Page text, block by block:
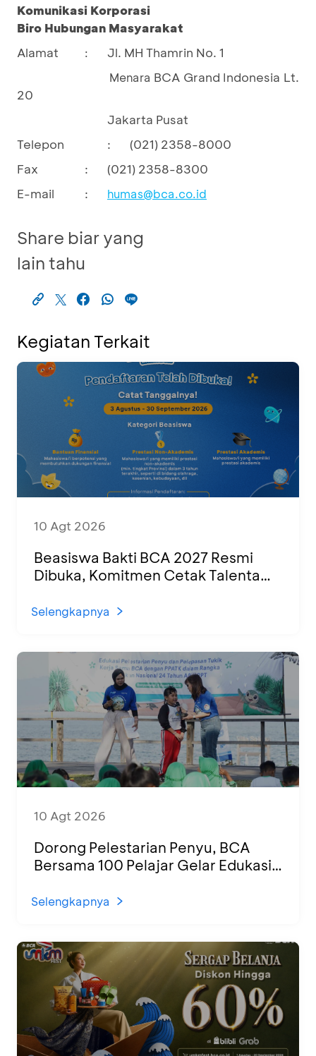
Komunikasi Korporasi
Biro Hubungan Masyarakat
Alamat
: Jl. MH Thamrin No. 1
Menara BCA Grand Indonesia Lt.
20
Jakarta Pusat
Telepon
:
(021) 2358-8000
Fax
:
(021) 2358-8300
E-mail
: humas@bca.co.id
Share biar yang
lain tahu
Kegiatan Terkait
10 Agt 2026
Beasiswa Bakti BCA 2027 Resmi
Dibuka, Komitmen Cetak Talenta
Unggul
Selengkapnya
10 Agt 2026
Dorong Pelestarian Penyu, BCA
Bersama 100 Pelajar Gelar Edukasi
Selengkapnya